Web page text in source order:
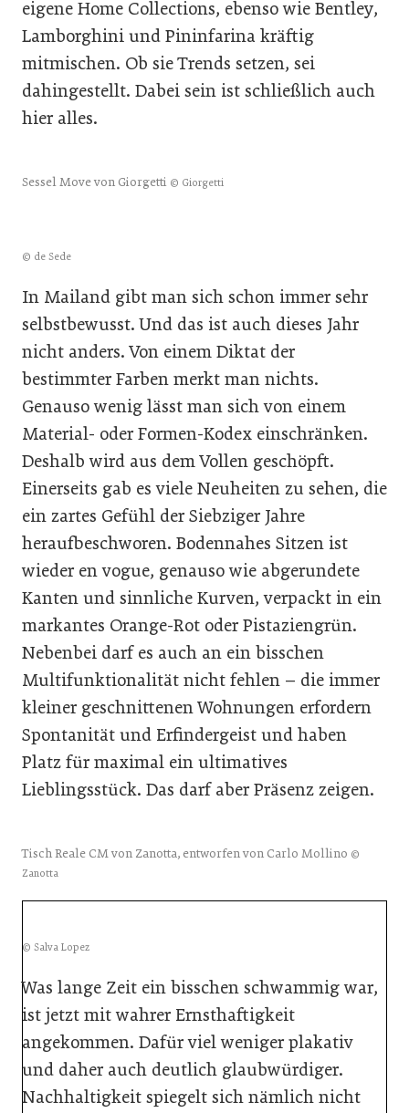
eigene Home Collections, ebenso wie Bentley,
Lamborghini und Pininfarina kräftig
mitmischen. Ob sie Trends setzen, sei
dahingestellt. Dabei sein ist schließlich auch
hier alles.
Sessel Move von Giorgetti © Giorgetti
© de Sede
In Mailand gibt man sich schon immer sehr
selbstbewusst. Und das ist auch dieses Jahr
nicht anders. Von einem Diktat der
bestimmter Farben merkt man nichts.
Genauso wenig lässt man sich von einem
Material- oder Formen-Kodex einschränken.
Deshalb wird aus dem Vollen geschöpft.
Einerseits gab es viele Neuheiten zu sehen, die
ein zartes Gefühl der Siebziger Jahre
heraufbeschworen. Bodennahes Sitzen ist
wieder en vogue, genauso wie abgerundete
Kanten und sinnliche Kurven, verpackt in ein
markantes Orange-Rot oder Pistaziengrün.
Nebenbei darf es auch an ein bisschen
Multifunktionalität nicht fehlen – die immer
kleiner geschnittenen Wohnungen erfordern
Spontanität und Erfindergeist und haben
Platz für maximal ein ultimatives
Lieblingsstück. Das darf aber Präsenz zeigen.
Tisch Reale CM von Zanotta, entworfen von Carlo Mollino ©
Zanotta
© Salva Lopez
Was lange Zeit ein bisschen schwammig war,
ist jetzt mit wahrer Ernsthaftigkeit
angekommen. Dafür viel weniger plakativ
und daher auch deutlich glaubwürdiger.
Nachhaltigkeit spiegelt sich nämlich nicht